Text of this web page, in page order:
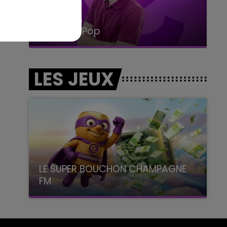
14h00 - 15h00
La Radio Pop
LES JEUX
LE SUPER BOUCHON CHAMPAGNE
FM
avec La Famille Champagne FM, à 8H10